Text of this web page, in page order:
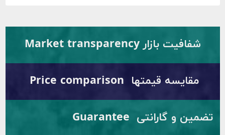
شفافیت بازار Market transparency
مقایسه قیمتها Price comparison
تضمین و گارانتی Guarantee